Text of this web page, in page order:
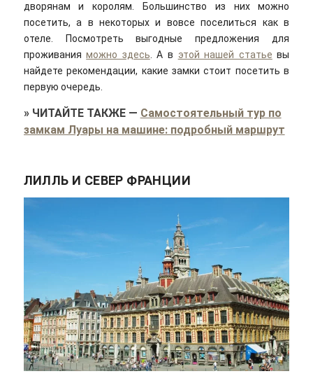
дворянам и королям. Большинство из них можно
посетить, а в некоторых и вовсе поселиться как в
отеле. Посмотреть выгодные предложения для
проживанияможно здесь. А в этой нашей статье вы
найдете рекомендации, какие замки стоит посетить в
первую очередь.
» ЧИТАЙТЕ ТАКЖЕ— Самостоятельный тур по
замкам Луары на машине: подробный маршрут
ЛИЛЛЬ И СЕВЕР ФРАНЦИИ